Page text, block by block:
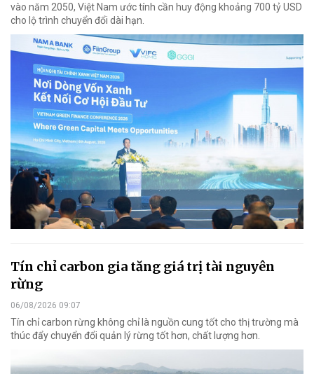
vào năm 2050, Việt Nam ước tính cần huy động khoảng 700 tỷ USD
cho lộ trình chuyển đổi dài hạn.
Tín chỉ carbon gia tăng giá trị tài nguyên
rừng
06/08/2026 09:07
Tín chỉ carbon rừng không chỉ là nguồn cung tốt cho thị trường mà
thúc đẩy chuyển đổi quản lý rừng tốt hơn, chất lượng hơn.